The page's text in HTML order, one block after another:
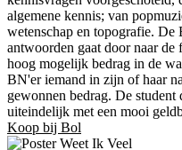
algemene kennis; van
wetenschap en topografie. De
antwoorden gaat door naar de
hoog mogelijk bedrag in de
BN'er iemand in zijn of haar
gewonnen bedrag. De
uiteindelijk met een mooi
Koop bij Bol